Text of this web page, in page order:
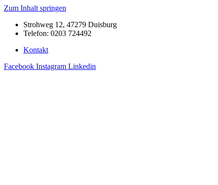
Zum Inhalt springen
Strohweg 12, 47279 Duisburg
Telefon: 0203 724492
Kontakt
Facebook Instagram Linkedin